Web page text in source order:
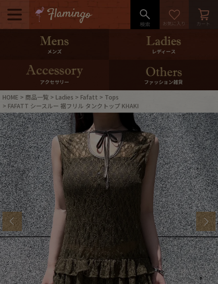
メニュー
500pt＆10％Offクーポンプレゼン
10％0ffクーポンプレゼント
ログイン・会員登録 LINE ID連携
お気に入り マイページ
ご利用ガイド International Shipping
店舗紹介
ブランドから探す スタッフコーディネート
年代から探す 古着卸DOCK
メンズ レディース
アクセサリー ファッション雑貨
HOME 商品一覧 Ladies Fafatt
Tops
FAFATT シースルー 裾フリル タンクトップ KHAKI